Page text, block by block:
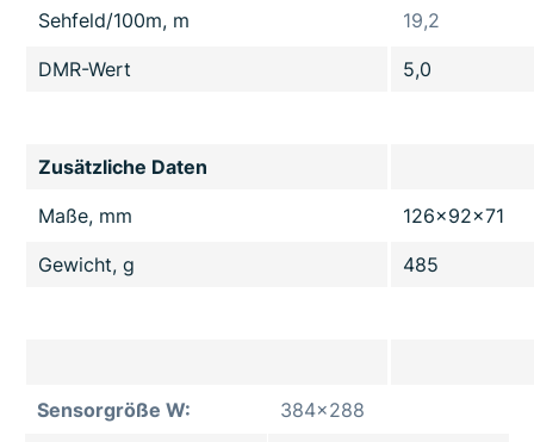
Sehfeld/100m, m 19,2
DMR-Wert 5,0
Zusätzliche Daten
Maße, mm 126x92x71
Gewicht, g 485
Sensorgröße W:
384x288